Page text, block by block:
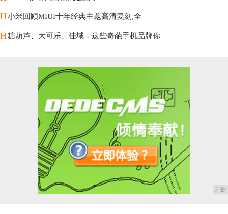
H小米回顾MIUI十年经典主题高清复刻,全
H糖葫芦、大可乐、佳域，这些奇葩手机品牌你
广告